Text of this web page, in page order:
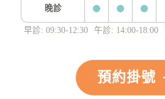
晚診
早診: 09:30-12:30 午診: 14:00-18:00
預約掛號